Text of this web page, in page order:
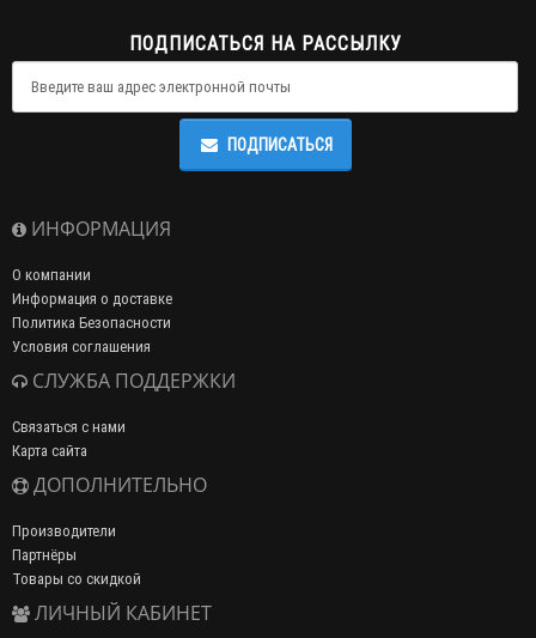
ПОДПИСАТЬСЯ НА РАССЫЛКУ
ПОДПИСАТЬСЯ
ИНФОРМАЦИЯ
О компании
Информация о доставке
Политика Безопасности
Условия соглашения
СЛУЖБА ПОДДЕРЖКИ
Связаться с нами
Карта сайта
ДОПОЛНИТЕЛЬНО
Производители
Партнёры
Товары со скидкой
ЛИЧНЫЙ КАБИНЕТ